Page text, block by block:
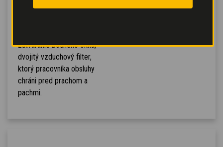
skiel, otváracie zadné
zatváranie bočného okna,
dvojitý vzduchový filter,
ktorý pracovníka obsluhy
chráni pred prachom a
pachmi.